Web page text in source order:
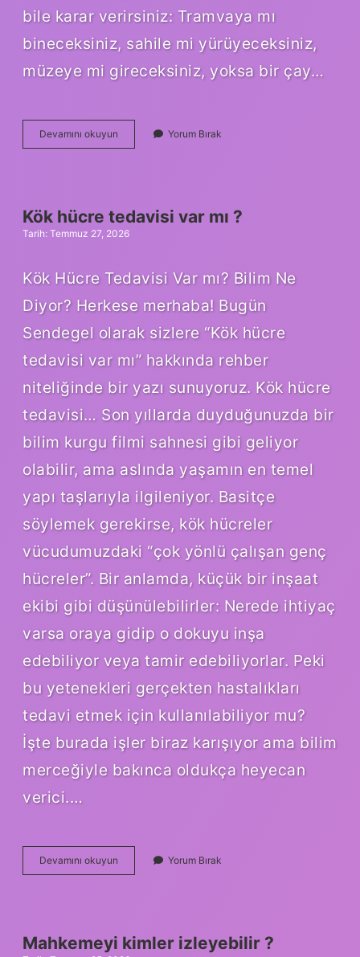
bile karar verirsiniz: Tramvaya mı
bineceksiniz, sahile mi yürüyeceksiniz,
müzeye mi gireceksiniz, yoksa bir çay…
Devamını okuyun
merkezde
Yorum Bırak
Kök hücre tedavisi var mı ?
Tarih: Temmuz 27, 2026
Kök Hücre Tedavisi Var mı? Bilim Ne
Diyor? Herkese merhaba! Bugün
Sendegel olarak sizlere “Kök hücre
tedavisi var mı” hakkında rehber
niteliğinde bir yazı sunuyoruz. Kök hücre
tedavisi… Son yıllarda duyduğunuzda bir
bilim kurgu filmi sahnesi gibi geliyor
olabilir, ama aslında yaşamın en temel
yapı taşlarıyla ilgileniyor. Basitçe
söylemek gerekirse, kök hücreler
vücudumuzdaki “çok yönlü çalışan genç
hücreler”. Bir anlamda, küçük bir inşaat
ekibi gibi düşünülebilirler: Nerede ihtiyaç
varsa oraya gidip o dokuyu inşa
edebiliyor veya tamir edebiliyorlar. Peki
bu yetenekleri gerçekten hastalıkları
tedavi etmek için kullanılabiliyor mu?
İşte burada işler biraz karışıyor ama bilim
merceğiyle bakınca oldukça heyecan
verici.…
Devamını okuyun
hücre
Yorum Bırak
Mahkemeyi kimler izleyebilir ?